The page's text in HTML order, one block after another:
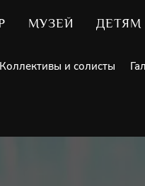
МУЗЕЙ ДЕТЯМ
Коллективы и солисты